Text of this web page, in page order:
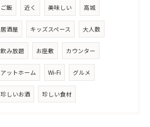
ご飯 近く 美味しい 高城
居酒屋 キッズスペース 大人数
飲み放題 お座敷 カウンター
アットホーム Wi-Fi グルメ
珍しいお酒 珍しい食材